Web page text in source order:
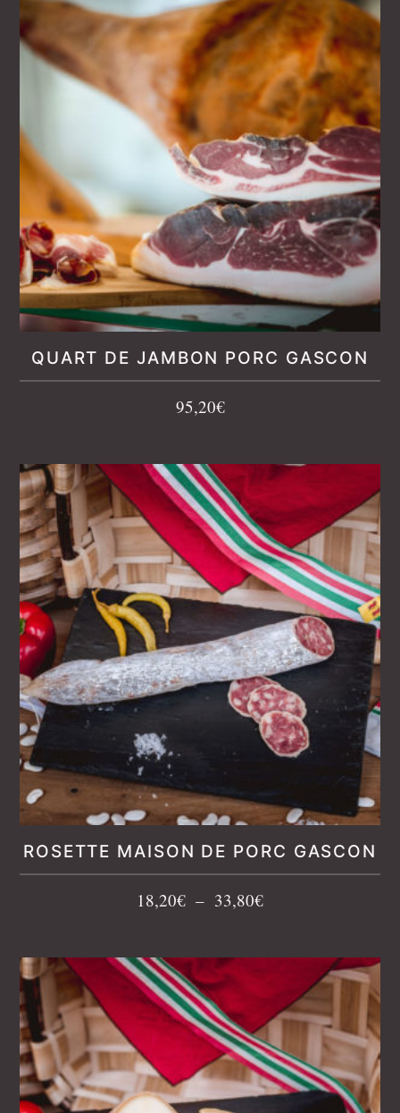
QUART DE JAMBON PORC GASCON
95,20€
ROSETTE MAISON DE PORC GASCON
18,20€ – 33,80€Plage
prix :
18,20€
à
33,80€